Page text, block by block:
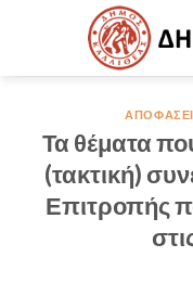
Τα θέματα
(τακτική)
Επιτροπής